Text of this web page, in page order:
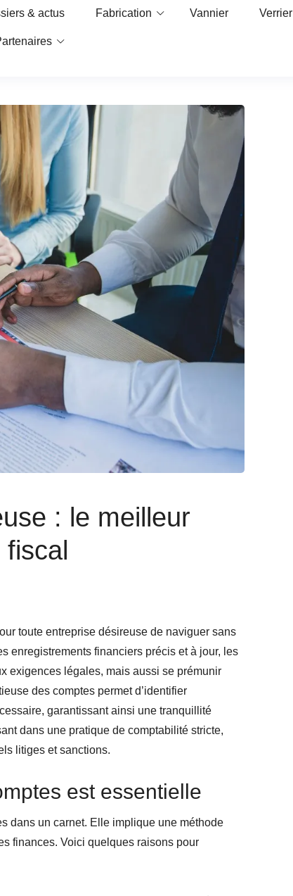
& actus Fabrication Vannier Verrier
: le meilleur
toute entreprise désireuse de naviguer sans
enregistrements financiers précis et à jour, les
exigences légales, mais aussi se prémunir
des comptes permet d’identifier
garantissant ainsi une tranquillité
dans une pratique de comptabilité stricte,
litiges et sanctions.
est essentielle
dans un carnet. Elle implique une méthode
finances. Voici quelques raisons pour